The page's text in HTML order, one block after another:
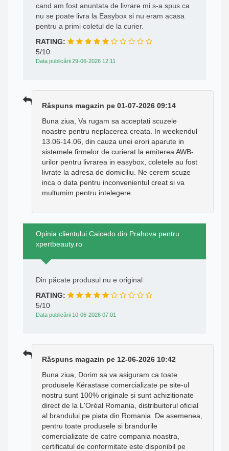
cand am fost anuntata de livrare mi s-a spus ca
nu se poate livra la Easybox si nu eram acasa
pentru a primi coletul de la curier.
RATING:
5/10
Data publicării 29-06-2026 12:11
Răspuns magazin pe 01-07-2026 09:14
Buna ziua, Va rugam sa acceptati scuzele
noastre pentru neplacerea creata. In weekendul
13.06-14.06, din cauza unei erori aparute in
sistemele firmelor de curierat la emiterea AWB-
urilor pentru livrarea in easybox, coletele au fost
livrate la adresa de domiciliu. Ne cerem scuze
inca o data pentru inconvenientul creat si va
multumim pentru intelegere.
Opinia clientului Caicedo din Prahova pentru
xpertbeauty.ro
Din păcate produsul nu e original
RATING:
5/10
Data publicării 10-06-2026 07:01
Răspuns magazin pe 12-06-2026 10:42
Buna ziua, Dorim sa va asiguram ca toate
produsele Kérastase comercializate pe site-ul
nostru sunt 100% originale si sunt achizitionate
direct de la L'Oréal Romania, distribuitorul oficial
al brandului pe piata din Romania. De asemenea,
pentru toate produsele si brandurile
comercializate de catre compania noastra,
certificatul de conformitate este disponibil pe